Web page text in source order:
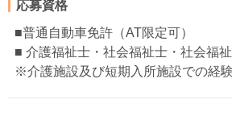
応募資格
■普通自動車免許（AT限定可）
■ 介護福祉士・社会福祉士・社会福
※介護施設及び短期入所施設での経